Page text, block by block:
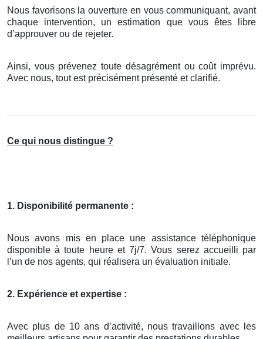
Nous favorisons la ouverture en vous communiquant, avant
chaque intervention, un estimation que vous êtes libre
d’approuver ou de rejeter.
Ainsi, vous prévenez toute désagrément ou coût imprévu.
Avec nous, tout est précisément présenté et clarifié.
Ce qui nous distingue ?
1. Disponibilité permanente :
Nous avons mis en place une assistance téléphonique
disponible à toute heure et 7j/7. Vous serez accueilli par
l’un de nos agents, qui réalisera un évaluation initiale.
2. Expérience et expertise :
Avec plus de 10 ans d’activité, nous travaillons avec les